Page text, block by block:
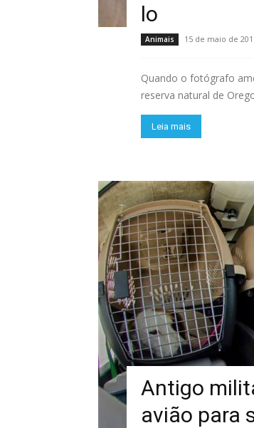
lo
Animais 15 de maio de
Quando o fotógrafo
reserva natural de
Leia mais
Antigo
avião para